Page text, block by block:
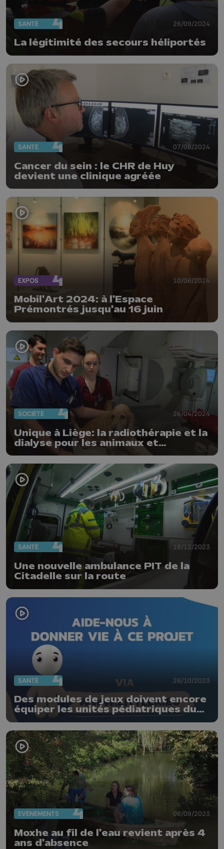
SANTÉ 26/09/2024
La légitimité des secours héliportés
SANTÉ 07/08/2024
Cancer du sein : le CHR de Huy
devient une clinique agréée
EXPOS 10/06/2024
Mobil'Art 2024: à l'Espace
Prémontrés jusqu'au 16 juin
SOCIÉTÉ 26/04/2024
Unique à Liège: la radiothérapie et la
dialyse pour les animaux et
compagnie
SANTÉ 18/12/2023
Une nouvelle ambulance PIT de la
Citadelle sur la route
SANTÉ 26/10/2023
Des modules de jeux doivent encore
équiper les unités pédiatriques du
MontLégia
EVÈNEMENTS 08/09/2023
Moxhe au fil de l'eau revient après 4
ans d'absence